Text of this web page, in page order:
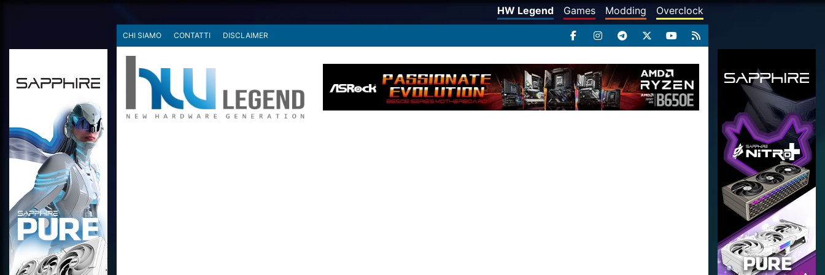
HW Legend Games Modding Overclock
CHI SIAMO CONTATTI DISCLAIMER